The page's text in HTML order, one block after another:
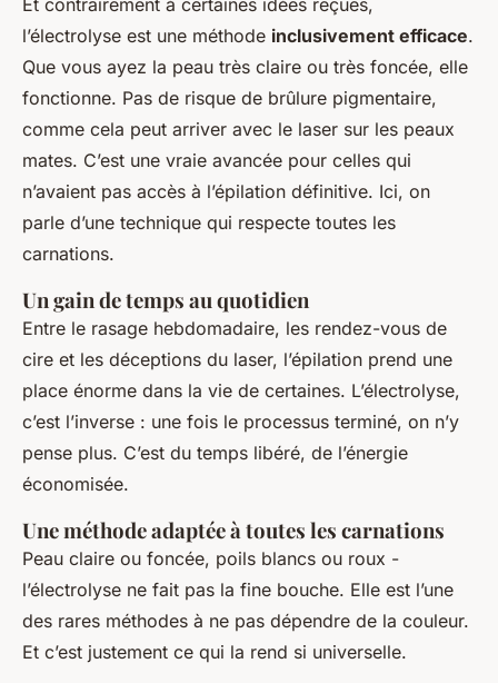
Et contrairement à certaines idées reçues,
l’électrolyse est une méthode inclusivement efficace.
Que vous ayez la peau très claire ou très foncée, elle
fonctionne. Pas de risque de brûlure pigmentaire,
comme cela peut arriver avec le laser sur les peaux
mates. C’est une vraie avancée pour celles qui
n’avaient pas accès à l’épilation définitive. Ici, on
parle d’une technique qui respecte toutes les
carnations.
Un gain de temps au quotidien
Entre le rasage hebdomadaire, les rendez-vous de
cire et les déceptions du laser, l’épilation prend une
place énorme dans la vie de certaines. L’électrolyse,
c’est l’inverse : une fois le processus terminé, on n’y
pense plus. C’est du temps libéré, de l’énergie
économisée.
Une méthode adaptée à toutes les carnations
Peau claire ou foncée, poils blancs ou roux -
l’électrolyse ne fait pas la fine bouche. Elle est l’une
des rares méthodes à ne pas dépendre de la couleur.
Et c’est justement ce qui la rend si universelle.